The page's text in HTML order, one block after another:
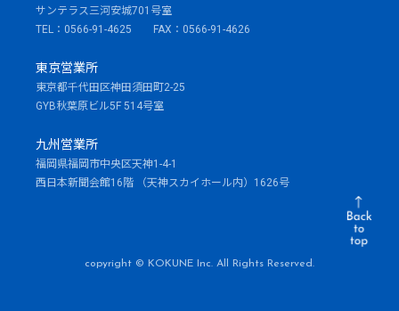
サンテラス三河安城701号室
TEL：0566-91-4625 FAX：0566-91-4626
東京営業所
東京都千代田区神田須田町2-25
GYB秋葉原ビル5F 514号室
九州営業所
福岡県福岡市中央区天神1-4-1
西日本新聞会館16階 （天神スカイホール内）1626号
copyright © KOKUNE Inc. All Rights Reserved.